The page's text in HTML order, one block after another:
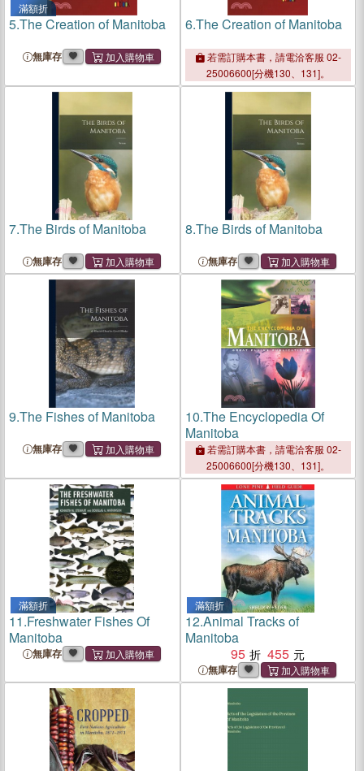
滿額折
5.The Creation of Manitoba
無庫存
6.The Creation of Manitoba
若需訂購本書，請電洽客服 02-
25006600[分機130、131]。
7.The Birds of Manitoba
無庫存
8.The Birds of Manitoba
無庫存
9.The Fishes of Manitoba
無庫存
10.The Encyclopedia Of
Manitoba
若需訂購本書，請電洽客服 02-
25006600[分機130、131]。
滿額折
11.Freshwater Fishes Of
Manitoba
無庫存
滿額折
12.Animal Tracks of
Manitoba
95
455
無庫存